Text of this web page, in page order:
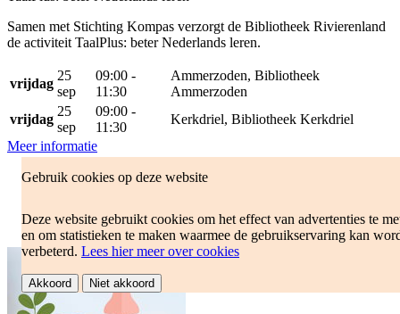
Gebruik cookies op deze website
Deze website gebruikt cookies om het effect van advertenties te
en om statistieken te maken waarmee de gebruikservaring kan
verbeterd. Lees hier meer over cookies
Akkoord Niet akkoord
Samen met Stichting Kompas verzorgt de Bibliotheek Rivierenland
de activiteit TaalPlus: beter Nederlands leren.
vrijdag
25
sep
09:00 -
11:30
Ammerzoden, Bibliotheek
Ammerzoden
vrijdag
25
sep
09:00 -
11:30
Kerkdriel, Bibliotheek Kerkdriel
Meer informatie
Lezen, schrijven, rekenen
Volwassenen